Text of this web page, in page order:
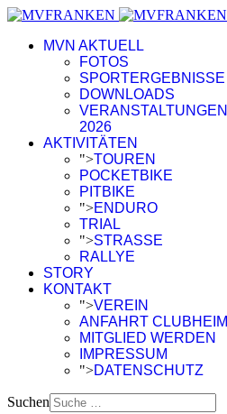
MVN AKTUELL
FOTOS
SPORTERGEBNISSE
DOWNLOADS
VERANSTALTUNGEN
2026
AKTIVITÄTEN
">TOUREN
POCKETBIKE
PITBIKE
">ENDURO
TRIAL
">STRASSE
RALLYE
STORY
KONTAKT
">VEREIN
ANFAHRT CLUBHEIM
MITGLIED WERDEN
IMPRESSUM
">DATENSCHUTZ
Suchen